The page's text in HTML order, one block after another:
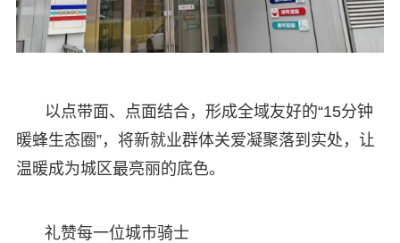
以点带面、点面结合，形成全域友好的“15分钟
暖蜂生态圈”，将新就业群体关爱凝聚落到实处，让
温暖成为城区最亮丽的底色。
礼赞每一位城市骑士